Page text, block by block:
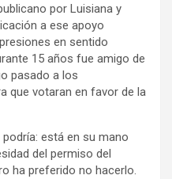
por Luisiana y
a ese apoyo
en sentido
15 años fue amigo de
pasado a los
que votaran en favor de la
está en su mano
del permiso del
ha preferido no hacerlo.